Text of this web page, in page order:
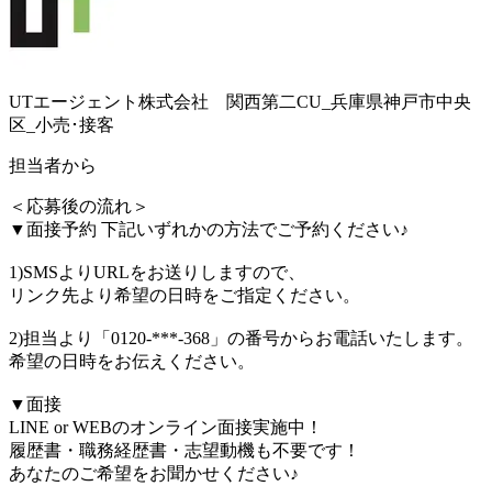
UTエージェント株式会社 関西第二CU_兵庫県神戸市中央
区_小売･接客
担当者から
＜応募後の流れ＞
▼面接予約 下記いずれかの方法でご予約ください♪
1)SMSよりURLをお送りしますので、
リンク先より希望の日時をご指定ください。
2)担当より「0120-***-368」の番号からお電話いたします。
希望の日時をお伝えください。
▼面接
LINE or WEBのオンライン面接実施中！
履歴書・職務経歴書・志望動機も不要です！
あなたのご希望をお聞かせください♪